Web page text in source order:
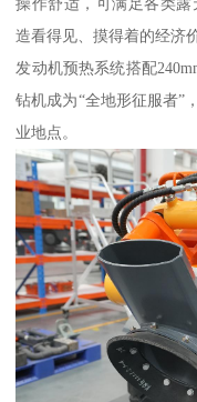
造看得见、摸得着的经济
发动机预热系统搭配
钻机成为“全地形征服者”
业地点。